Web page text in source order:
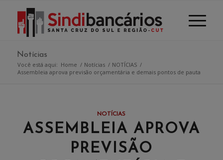
Notícias
Você está aqui: Home / Notícias / NOTÍCIAS /
Assembleia aprova previsão orçamentária e demais pontos de pauta
NOTÍCIAS
ASSEMBLEIA APROVA
PREVISÃO